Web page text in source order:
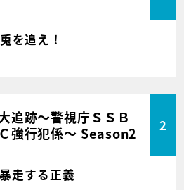
を追え！
追跡～警視庁ＳＳＢ
Ｃ強行犯係～ Season2
2
走する正義